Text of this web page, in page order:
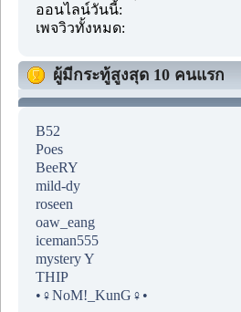
ออนไลน์วันนี้:
เพจวิวทั้งหมด:
ผู้มีกระทู้สูงสุด 10 คนแรก
B52
Poes
BeeRY
mild-dy
roseen
oaw_eang
iceman555
mystery Y
THIP
•♀NoM!_KunG♀•